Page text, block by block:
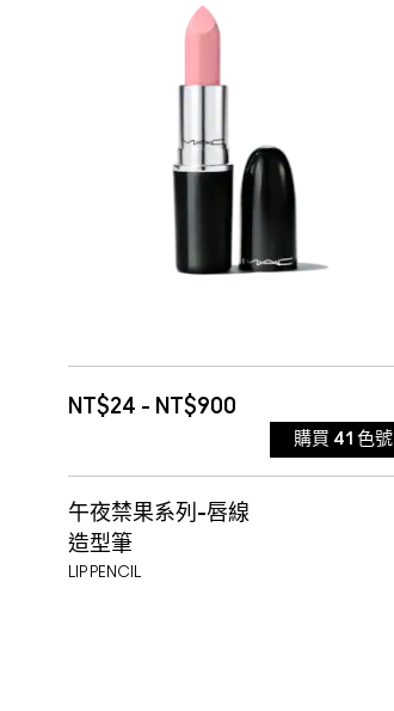
NT$24 - NT$900
購買 41 色號
502 COCKNEY 水洗草莓蘇打
午夜禁果系列-唇線
造型筆
LIP PENCIL